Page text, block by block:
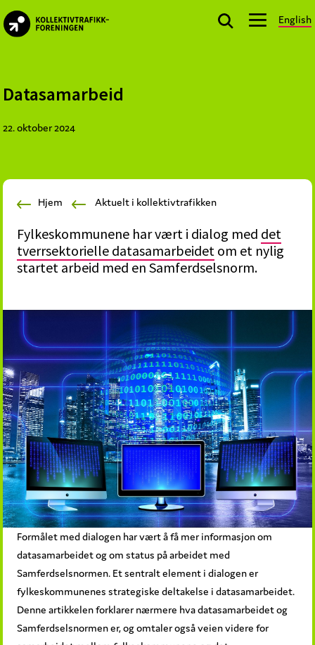
Skip
to
Skip
to
Skip
to
English
offentlige
markedsfører
kollektivtrafikk-
mobilitetstjenester
Datasamarbeid
22. oktober 2024
Hjem Aktuelt i kollektivtrafikken
Fylkeskommunene har vært i dialog med det
tverrsektorielle datasamarbeidet om et nylig
startet arbeid med en Samferdselsnorm.
Formålet med dialogen har vært å få mer informasjon om
datasamarbeidet og om status på arbeidet med
Samferdselsnormen. Et sentralt element i dialogen er
fylkeskommunenes strategiske deltakelse i datasamarbeidet.
Denne artikkelen forklarer nærmere hva datasamarbeidet og
Samferdselsnormen er, og omtaler også veien videre for